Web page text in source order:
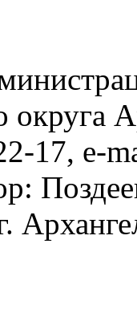
17, e-